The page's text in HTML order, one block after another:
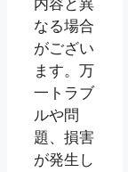
内容と異
なる場合
がござい
ます。万
一トラブ
ルや問
題、損害
が発生し